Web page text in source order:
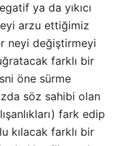
ya da yıkıcı
arzu ettiğimiz
neyi değiştirmeyi
farklı bir
öne sürme
söz sahibi olan
fark edip
kılacak farklı bir